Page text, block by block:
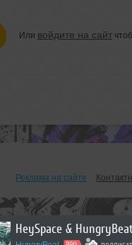
Или войдите на сайт
Реклама на сайте